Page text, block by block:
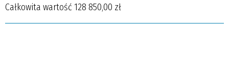
Całkowita wartość 128 850,00 zł